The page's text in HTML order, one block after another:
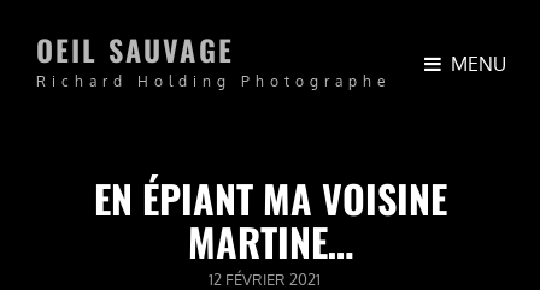
OEIL SAUVAGE
Richard Holding Photographe
MENU
EN ÉPIANT MA VOISINE
MARTINE…
POSTED
12 FÉVRIER 2021